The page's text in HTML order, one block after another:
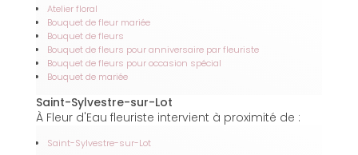
Atelier floral
Bouquet de fleur mariée
Bouquet de fleurs
Bouquet de fleurs pour anniversaire par fleuriste
Bouquet de fleurs pour occasion spécial
Bouquet de mariée
Saint-Sylvestre-sur-Lot
À Fleur d'Eau fleuriste intervient à proximité de :
Saint-Sylvestre-sur-Lot